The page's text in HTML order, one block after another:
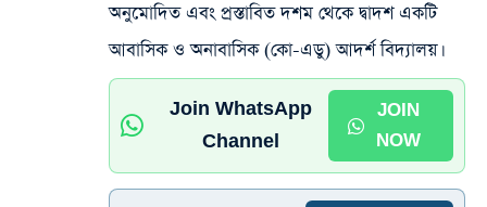
অনুমোদিত এবং প্রস্তাবিত দশম থেকে দ্বাদশ একটি
আবাসিক ও অনাবাসিক (কো-এডু) আদর্শ বিদ্যালয়।
Join WhatsApp
Channel
JOIN
NOW